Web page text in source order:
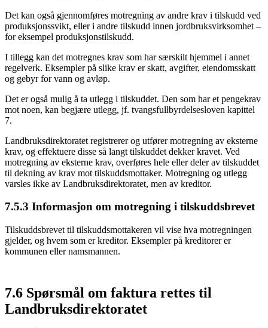
Det kan også gjennomføres motregning av andre krav i tilskudd ved
produksjonssvikt, eller i andre tilskudd innen jordbruksvirksomhet –
for eksempel produksjonstilskudd.
I tillegg kan det motregnes krav som har særskilt hjemmel i annet
regelverk. Eksempler på slike krav er skatt, avgifter, eiendomsskatt
og gebyr for vann og avløp.
Det er også mulig å ta utlegg i tilskuddet. Den som har et pengekrav
mot noen, kan begjære utlegg, jf. tvangsfullbyrdelsesloven kapittel
7.
Landbruksdirektoratet registrerer og utfører motregning av eksterne
krav, og effektuere disse så langt tilskuddet dekker kravet. Ved
motregning av eksterne krav, overføres hele eller deler av tilskuddet
til dekning av krav mot tilskuddsmottaker. Motregning og utlegg
varsles ikke av Landbruksdirektoratet, men av kreditor.
7.5.3 Informasjon om motregning i tilskuddsbrevet
Tilskuddsbrevet til tilskuddsmottakeren vil vise hva motregningen
gjelder, og hvem som er kreditor. Eksempler på kreditorer er
kommunen eller namsmannen.
7.6 Spørsmål om faktura rettes til
Landbruksdirektoratet